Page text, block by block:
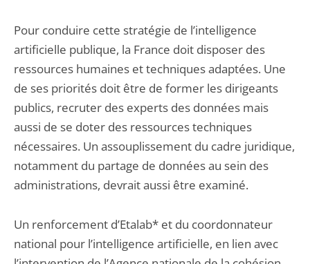
Pour conduire cette stratégie de l’intelligence
artificielle publique, la France doit disposer des
ressources humaines et techniques adaptées. Une
de ses priorités doit être de former les dirigeants
publics, recruter des experts des données mais
aussi de se doter des ressources techniques
nécessaires. Un assouplissement du cadre juridique,
notamment du partage de données au sein des
administrations, devrait aussi être examiné.
Un renforcement d’Etalab* et du coordonnateur
national pour l’intelligence artificielle, en lien avec